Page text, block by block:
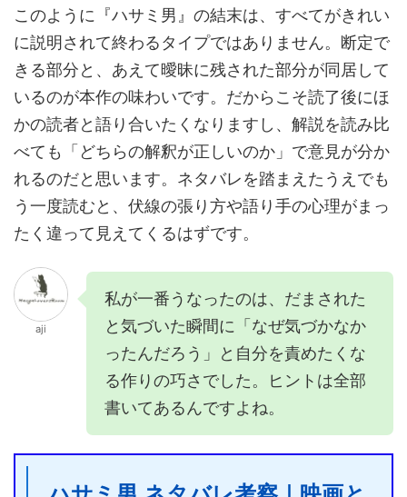
このように『ハサミ男』の結末は、すべてがきれい
に説明されて終わるタイプではありません。断定で
きる部分と、あえて曖昧に残された部分が同居して
いるのが本作の味わいです。だからこそ読了後にほ
かの読者と語り合いたくなりますし、解説を読み比
べても「どちらの解釈が正しいのか」で意見が分か
れるのだと思います。ネタバレを踏まえたうえでも
う一度読むと、伏線の張り方や語り手の心理がまっ
たく違って見えてくるはずです。
aji
私が一番うなったのは、だまされた
と気づいた瞬間に「なぜ気づかなか
ったんだろう」と自分を責めたくな
る作りの巧さでした。ヒントは全部
書いてあるんですよね。